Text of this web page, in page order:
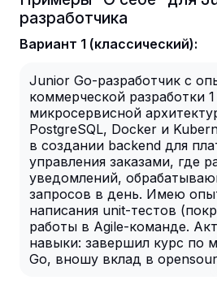
разработчика
Вариант 1 (классический):
Junior Go-разработчик с
коммерческой разработки
микросервисной
PostgreSQL, Docker и
в создании backend для
управления заказами, где
уведомлений,
запросов в день. Имею
написания unit-тестов
работы в Agile-команде.
навыки: завершил курс по
Go, вношу вклад в